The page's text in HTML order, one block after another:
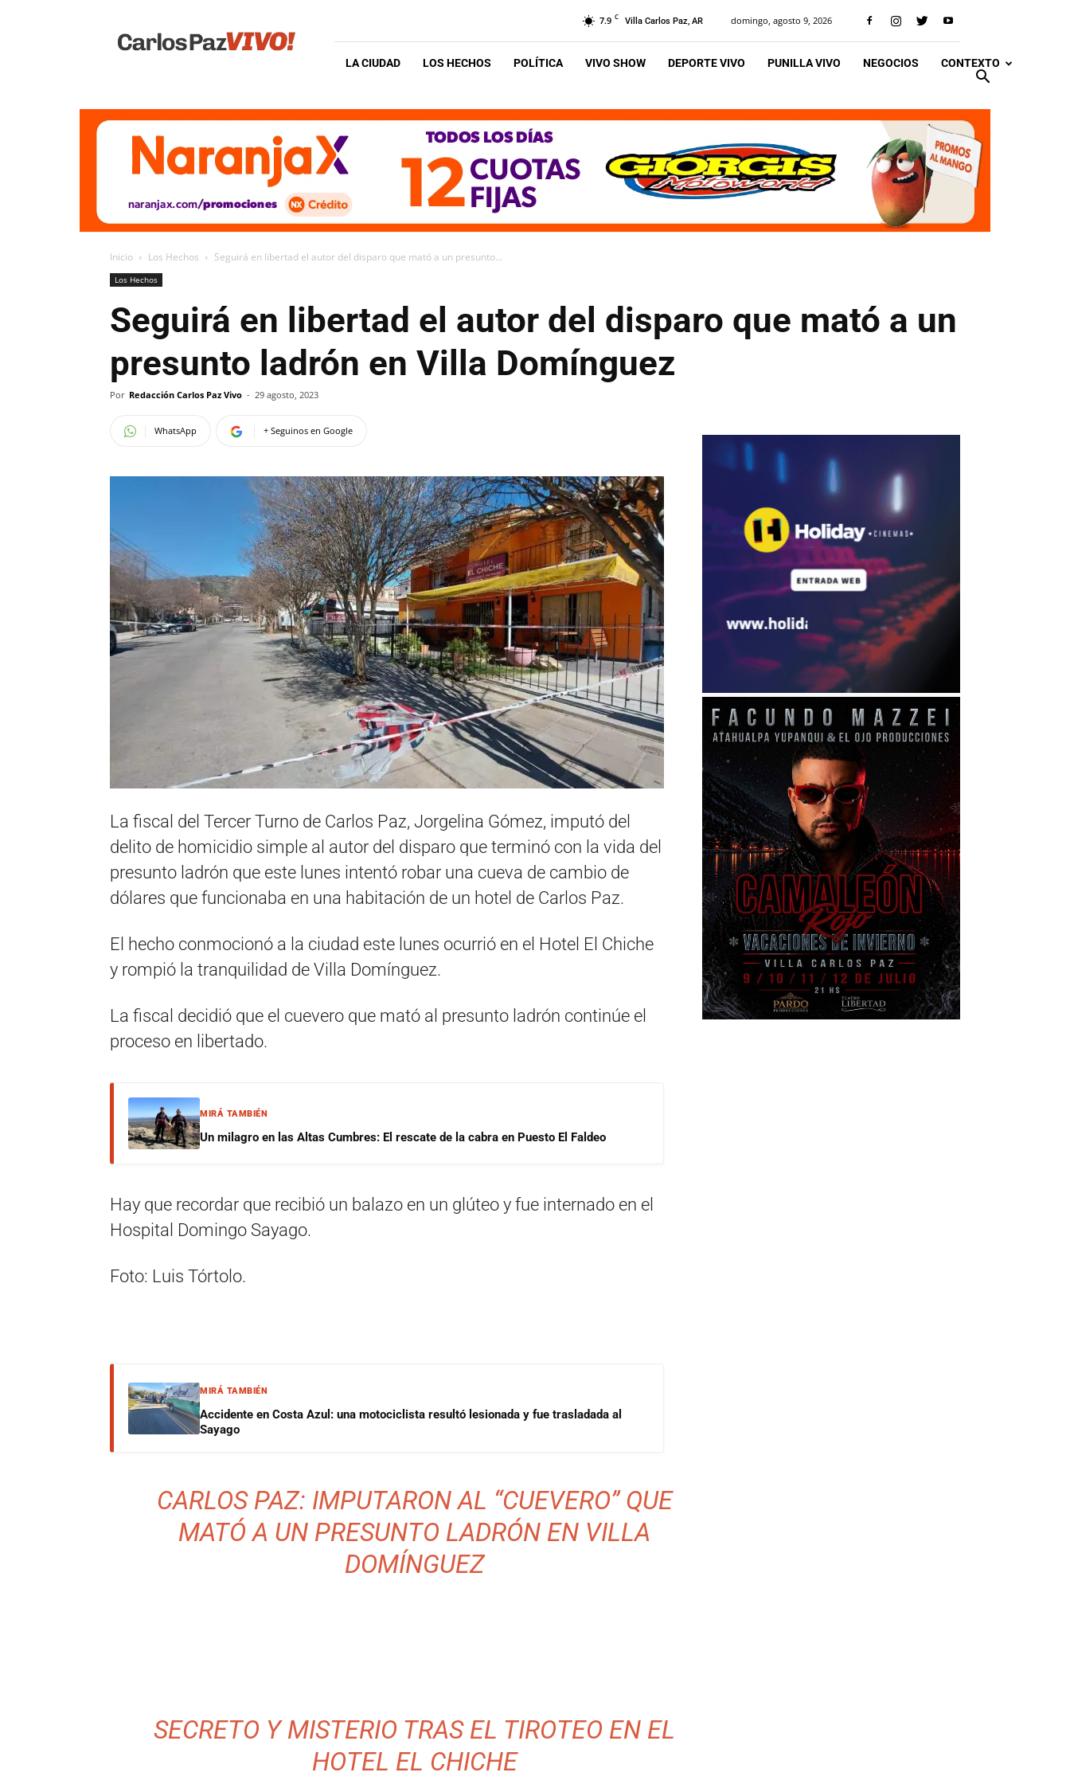
Vivo
7.9 C Villa Carlos Paz, AR domingo, agosto 9, 2026
LA CIUDAD LOS HECHOS POLÍTICA VIVO SHOW DEPORTE VIVO PUNILLA VIVO NEGOCIOS CONTEXTO
Inicio Los Hechos Seguirá en libertad el autor del disparo que mató a un presunto...
Los Hechos
Seguirá en libertad el autor del disparo que mató a un
presunto ladrón en Villa Domínguez
Por Redacción Carlos Paz Vivo - 29 agosto, 2023
WhatsApp + Seguinos en Google
La fiscal del Tercer Turno de Carlos Paz, Jorgelina Gómez, imputó del
delito de homicidio simple al autor del disparo que terminó con la vida del
presunto ladrón que este lunes intentó robar una cueva de cambio de
dólares que funcionaba en una habitación de un hotel de Carlos Paz.
El hecho conmocionó a la ciudad este lunes ocurrió en el Hotel El Chiche
y rompió la tranquilidad de Villa Domínguez.
La fiscal decidió que el cuevero que mató al presunto ladrón continúe el
proceso en libertado.
MIRÁ TAMBIÉN
Un milagro en las Altas Cumbres: El rescate de la cabra en Puesto El Faldeo
Hay que recordar que recibió un balazo en un glúteo y fue internado en el
Hospital Domingo Sayago.
Foto: Luis Tórtolo.
MIRÁ TAMBIÉN
Accidente en Costa Azul: una motociclista resultó lesionada y fue trasladada al
Sayago
CARLOS PAZ: IMPUTARON AL “CUEVERO” QUE
MATÓ A UN PRESUNTO LADRÓN EN VILLA
DOMÍNGUEZ
SECRETO Y MISTERIO TRAS EL TIROTEO EN EL
HOTEL EL CHICHE